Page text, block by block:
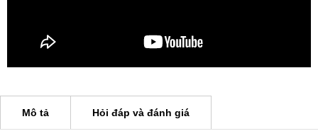
Mô tả Hỏi đáp và đánh giá